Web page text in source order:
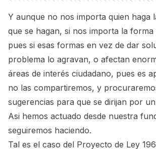
Y aunque no nos importa quien haga
que se hagan, si nos importa la
pues si esas formas en vez de dar
problema lo agravan, o afectan
áreas de interés ciudadano, pues es
no las compartiremos, y
sugerencias para que se dirijan por
Asi hemos actuado desde nuestra
seguiremos haciendo.
Tal es el caso del Proyecto de Ley